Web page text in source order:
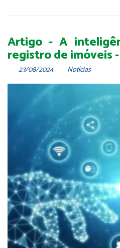
Artigo - A
registro de imóveis
23/08/2024 Notícias